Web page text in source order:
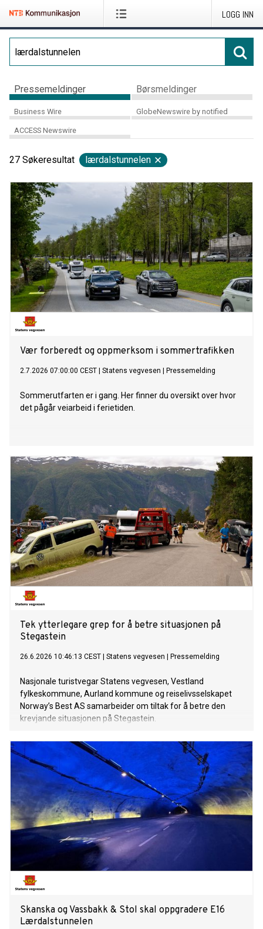
LOGG INN
Pressemeldinger Børsmeldinger
Business Wire GlobeNewswire by notified
ACCESS Newswire
27 Søkeresultat lærdalstunnelen
Vær forberedt og oppmerksom i sommertrafikken
2.7.2026 07:00:00 CEST Statens vegvesen Pressemelding
Sommerutfarten er i gang. Her finner du oversikt over hvor
det pågår veiarbeid i ferietiden.
Tek ytterlegare grep for å betre situasjonen på
Stegastein
26.6.2026 10:46:13 CEST Statens vegvesen Pressemelding
Nasjonale turistvegar Statens vegvesen, Vestland
fylkeskommune, Aurland kommune og reiselivsselskapet
Norway’s Best AS samarbeider om tiltak for å betre den
krevjande situasjonen på Stegastein.
Skanska og Vassbakk & Stol skal oppgradere E16
Lærdalstunnelen